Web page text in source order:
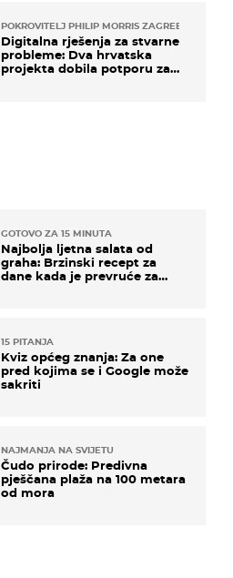
GOTOVO ZA 15 MINUTA
Najbolja ljetna salata od
graha: Brzinski recept za
dane kada je prevruće za
15 PITANJA
Kviz općeg znanja: Za one
pred kojima se i Google može
sakriti
NAJMANJA NA SVIJETU
Čudo prirode: Predivna
pješčana plaža na 100 metara
od mora
POKROVITELJ PHILIP MORRIS ZAGREB
Digitalna rješenja za stvarne
probleme: Dva hrvatska
projekta dobila potporu za